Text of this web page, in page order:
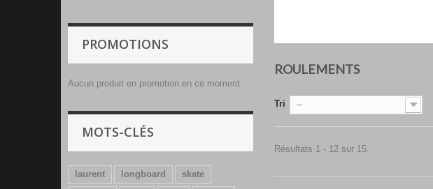
PROMOTIONS
Aucun produit en promotion en ce moment.
MOTS-CLÉS
laurent longboard
skate
ROULEMENTS
Tri --
Résultats 1 - 12 sur 15.